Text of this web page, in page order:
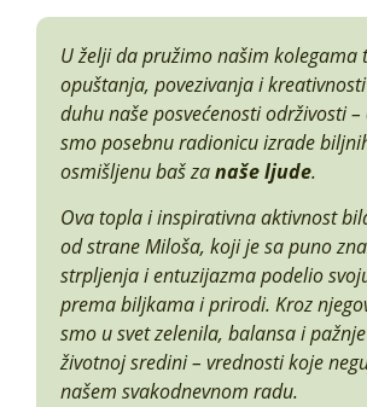
U želji da pružimo našim kolegama
opuštanja, povezivanja i
duhu naše posvećenosti održivosti
smo posebnu radionicu izrade
osmišljenu baš zanaše ljude.
Ova topla i inspirativna aktivnost
od strane Miloša, koji je sa puno
strpljenja i entuzijazma podelio
prema biljkama i prirodi. Kroz
smo u svet zelenila, balansa i
životnoj sredini – vrednosti koje
našem svakodnevnom radu.